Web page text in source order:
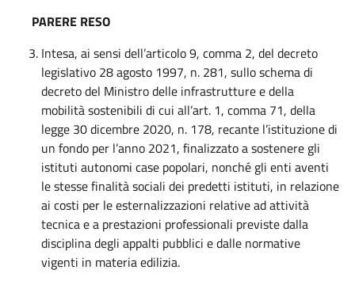
PARERE RESO
Intesa, ai sensi dell’articolo 9, comma 2, del decreto
legislativo 28 agosto 1997, n. 281, sullo schema di
decreto del Ministro delle infrastrutture e della
mobilità sostenibili di cui all’art. 1, comma 71, della
legge 30 dicembre 2020, n. 178, recante l’istituzione di
un fondo per l’anno 2021, finalizzato a sostenere gli
istituti autonomi case popolari, nonché gli enti aventi
le stesse finalità sociali dei predetti istituti, in relazione
ai costi per le esternalizzazioni relative ad attività
tecnica e a prestazioni professionali previste dalla
disciplina degli appalti pubblici e dalle normative
vigenti in materia edilizia.